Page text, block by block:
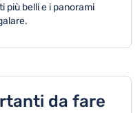
più belli e i panorami
da fare